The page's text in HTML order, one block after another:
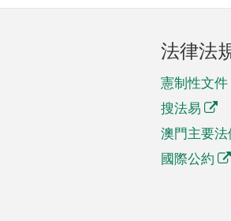
法律法
憲制性文件
搜法易
澳門主要法
國際公約